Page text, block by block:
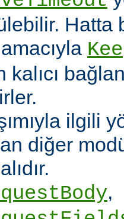
Hatta
kalıcı
ilgili
diğer
,